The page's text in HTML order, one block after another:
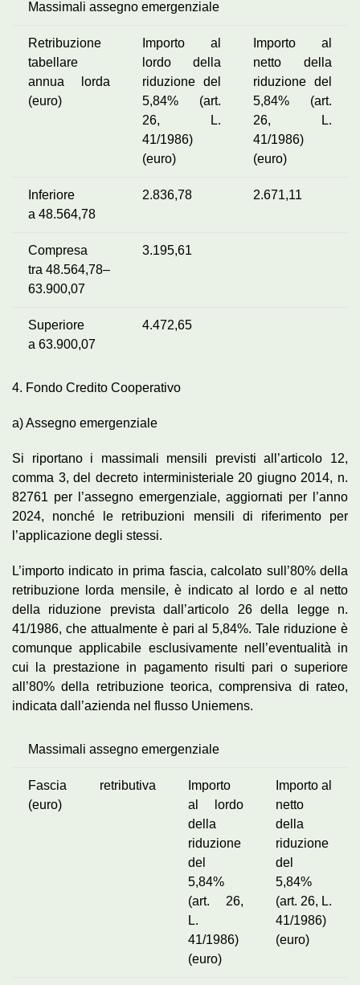
Massimali assegno emergenziale
Retribuzione
tabellare
annua lorda
(euro)
Importo al
lordo della
riduzione del
5,84% (art.
26, L.
41/1986)
(euro)
Importo al
netto della
riduzione del
5,84% (art.
26, L.
41/1986)
(euro)
Inferiore
a 48.564,78
2.836,78 2.671,11
Compresa
tra 48.564,78–
63.900,07
3.195,61
Superiore
a 63.900,07
4.472,65
4. Fondo Credito Cooperativo
a) Assegno emergenziale
Si riportano i massimali mensili previsti all’articolo 12,
comma 3, del decreto interministeriale 20 giugno 2014, n.
82761 per l’assegno emergenziale, aggiornati per l’anno
2024, nonché le retribuzioni mensili di riferimento per
l’applicazione degli stessi.
L’importo indicato in prima fascia, calcolato sull’80% della
retribuzione lorda mensile, è indicato al lordo e al netto
della riduzione prevista dall’articolo 26 della legge n.
41/1986, che attualmente è pari al 5,84%. Tale riduzione è
comunque applicabile esclusivamente nell’eventualità in
cui la prestazione in pagamento risulti pari o superiore
all’80% della retribuzione teorica, comprensiva di rateo,
indicata dall’azienda nel flusso Uniemens.
Massimali assegno emergenziale
Fascia retributiva
(euro)
Importo
al lordo
della
riduzione
del
5,84%
(art. 26,
L.
41/1986)
(euro)
Importo al
netto
della
riduzione
del
5,84%
(art. 26, L.
41/1986)
(euro)